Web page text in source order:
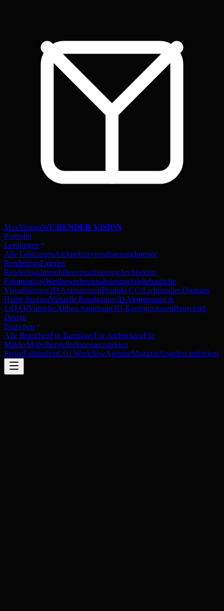
MaxVisionsWE RENDER VISION
Portfolio
Leistungen
Alle LeistungenArchitekturvisualisierungInterior
RenderingsExterior
RenderingsImmobilienvisualisierungArchitektur-
FotomontageWettbewerbsvisualisierungStädtebauliche
Visualisierung3D AnimationenProdukt-CGILichtstudienDigitales
Home StagingVirtuelle Rundgänge3D-Vermessung &
LiDARVirtuelle Altbau-Sanierung3D-KonfiguratorenBauschild-
Design
Branchen
Alle BranchenFür BauträgerFür ArchitektenFür
MaklerMöbelherstellerInnenarchitekten
PreiseFallstudienCGI WorkflowAgenturMagazinAngebot anfordern